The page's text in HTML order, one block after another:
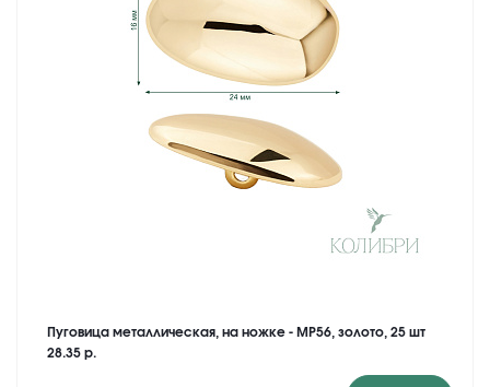
Пуговица металлическая, на ножке - MP56, золото, 25 шт
28.35 р.